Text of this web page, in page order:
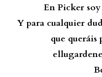
En Picker
Y para cualquier
que queráis